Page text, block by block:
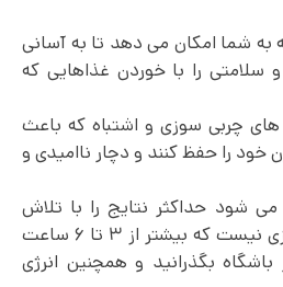
به شما امکان می‌ دهد تا به آسانی
را با خوردن غذاهایی که
های چربی سوزی و اشتباه که باعث
خود را حفظ کنند و دچار ناامیدی و
شود حداکثر نتایج را با تلاش
خود به دست آورید و نیازی نیست که بیشتر از ۳ تا ۶ ساعت
بگذرانید و همچنین انرژی